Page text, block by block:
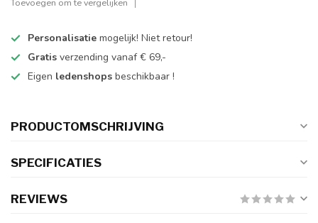
Toevoegen om te vergelijken
Personalisatie mogelijk! Niet retour!
Gratis verzending vanaf € 69,-
Eigen ledenshops beschikbaar !
PRODUCTOMSCHRIJVING
SPECIFICATIES
REVIEWS